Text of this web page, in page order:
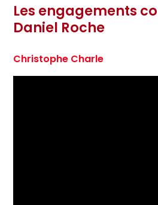
Les engagements
Daniel Roche
Christophe Charle